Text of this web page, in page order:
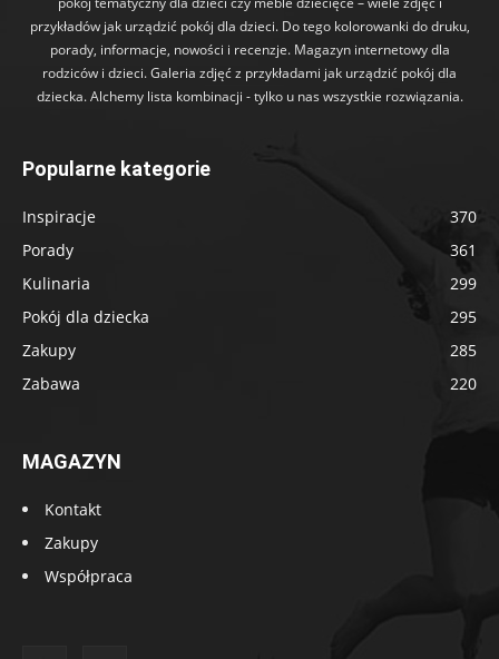
przykładów jak urządzić pokój dla dzieci. Do tego kolorowanki do druku,
porady, informacje, nowości i recenzje. Magazyn internetowy dla
rodziców i dzieci. Galeria zdjęć z przykładami jak urządzić pokój dla
dziecka. Alchemy lista kombinacji - tylko u nas wszystkie rozwiązania.
Popularne kategorie
Inspiracje
370
Porady
361
Kulinaria
299
Pokój dla dziecka
295
Zakupy
285
Zabawa
220
MAGAZYN
Kontakt
Zakupy
Współpraca